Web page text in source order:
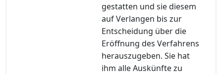
gestatten und sie diesem
auf Verlangen bis zur
Entscheidung über die
Eröffnung des Verfahrens
herauszugeben. Sie hat
ihm alle Auskünfte zu